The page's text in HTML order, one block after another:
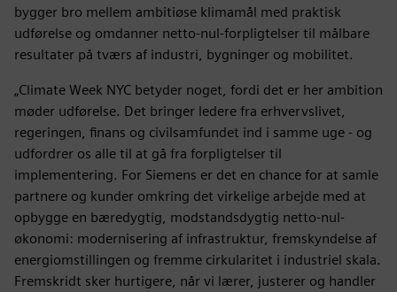
bygger bro mellem ambitiøse klimamål med praktisk
udførelse og omdanner netto-nul-forpligtelser til målbare
resultater på tværs af industri, bygninger og mobilitet.
„Climate Week NYC betyder noget, fordi det er her ambition
møder udførelse. Det bringer ledere fra erhvervslivet,
regeringen, finans og civilsamfundet ind i samme uge - og
udfordrer os alle til at gå fra forpligtelser til
implementering. For Siemens er det en chance for at samle
partnere og kunder omkring det virkelige arbejde med at
opbygge en bæredygtig, modstandsdygtig netto-nul-
økonomi: modernisering af infrastruktur, fremskyndelse af
energiomstillingen og fremme cirkularitet i industriel skala.
Fremskridt sker hurtigere, når vi lærer, justerer og handler